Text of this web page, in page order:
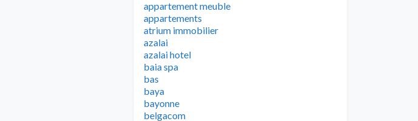
appartement meuble
appartements
atrium immobilier
azalai
azalai hotel
baia spa
bas
baya
bayonne
belgacom